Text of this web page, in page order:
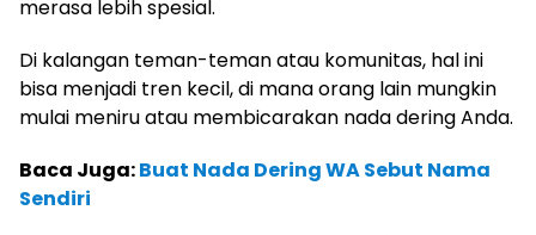
merasa lebih spesial.
Di kalangan teman-teman atau komunitas, hal ini
bisa menjadi tren kecil, di mana orang lain mungkin
mulai meniru atau membicarakan nada dering Anda.
Baca Juga:Buat Nada Dering WA Sebut Nama
Sendiri